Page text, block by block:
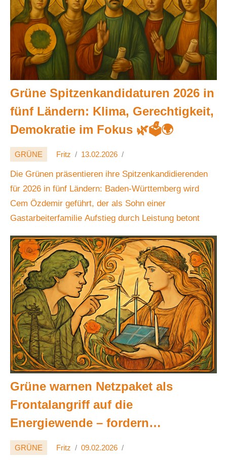
Grüne Spitzenkandidaturen 2026 in
fünf Ländern: Klima, Gerechtigkeit,
Demokratie im Fokus 🌿🗳️🌍
GRÜNE Fritz 13.02.2026
Die Grünen präsentieren ihre Spitzenkandidierenden
für 2026 in fünf Ländern: Baden-Württemberg wird
Cem Özdemir geführt, der als Sohn einer
Gastarbeiterfamilie Aufstieg durch Leistung betont
Grüne warnen Netzpaket als
Frontalangriff auf die
Energiewende – fordern
beschleunigte Netzentwicklung
GRÜNE Fritz 09.02.2026